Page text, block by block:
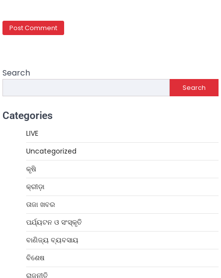
Search
Search
Categories
LIVE
Uncategorized
କୃଷି
କ୍ରୀଡ଼ା
ତାଜା ଖବର
ପର୍ଯ୍ୟଟନ ଓ ସଂସ୍କୃତି
ବାଣିଜ୍ୟ ବ୍ୟବସାୟ
ବିଶେଷ
ରାଜନୀତି